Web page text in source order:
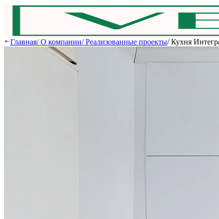
Главная/О компании/Реализованные проекты/Кухня